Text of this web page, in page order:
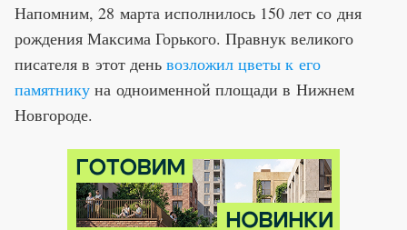
Напомним, 28 марта исполнилось 150 лет со дня
рождения Максима Горького. Правнук великого
писателя в этот день возложил цветы к его
памятнику на одноименной площади в Нижнем
Новгороде.